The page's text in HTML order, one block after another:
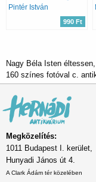
Pintér István
990 Ft
Nagy Béla Isten
160 színes fotóval c.
Megközelítés:
1011 Budapest I. kerület,
Hunyadi János út 4.
A Clark Ádám tér közelében